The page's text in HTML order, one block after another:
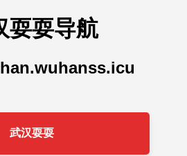
耍耍导航
武汉耍耍